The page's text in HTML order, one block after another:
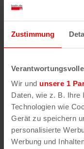
Zustimmung
Wir und unsere 1
Daten, wie z. B. Ihre
Technologien wie
Gerät zu speichern
personalisierte
Werbung und